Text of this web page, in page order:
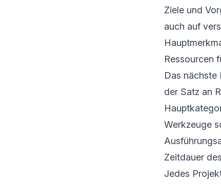
Ziele und
auch auf
Ressourcen
Das nächste
der Satz an
Werkzeuge
Zeitdauer
Jedes